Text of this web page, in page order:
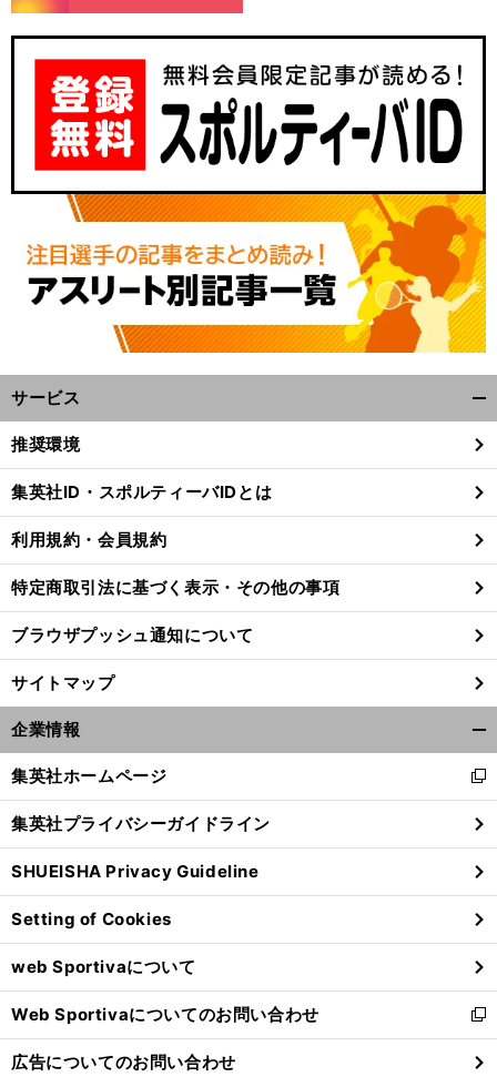
前
サービス
閉
る
推奨環境
集英社ID・スポルティーバIDとは
利用規約・会員規約
特定商取引法に基づく表示・その他の事項
ブラウザプッシュ通知について
サイトマップ
企業情報
閉
る
集英社ホームページ
新
し
い
ウ
ィ
ン
ド
ウ
で
開
く
集英社プライバシーガイドライン
SHUEISHA Privacy Guideline
Setting of Cookies
web Sportivaについて
Web Sportivaについてのお問い合わせ
新
し
い
広告についてのお問い合わせ